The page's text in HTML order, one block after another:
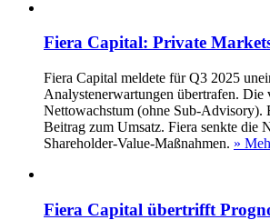
Fiera Capital: Private
Fiera Capital meldete für Q3 2025
Analystenerwartungen übertrafen.
Nettowachstum (ohne
Beitrag zum Umsatz. Fiera senkte die
Shareholder‑Value‑Maßnahmen. »
Fiera Capital übertrifft